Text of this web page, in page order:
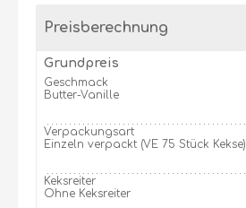
Preisberechnung
Grundpreis
Geschmack
Butter-Vanille
Verpackungsart
Einzeln verpackt (VE 75 Stück Kekse)
Keksreiter
Ohne Keksreiter